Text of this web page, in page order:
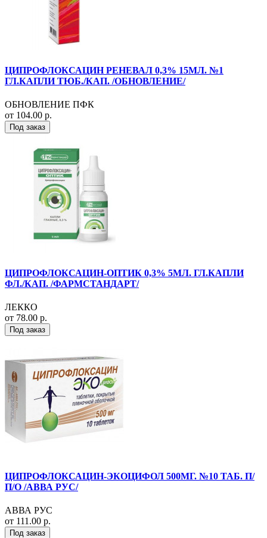
ЦИПРОФЛОКСАЦИН РЕНЕВАЛ 0,3% 15МЛ. №1
ГЛ.КАПЛИ ТЮБ./КАП. /ОБНОВЛЕНИЕ/
ОБНОВЛЕНИЕ ПФК
от 104.00 р.
Под заказ
ЦИПРОФЛОКСАЦИН-ОПТИК 0,3% 5МЛ. ГЛ.КАПЛИ
ФЛ./КАП. /ФАРМСТАНДАРТ/
ЛЕККО
от 78.00 р.
Под заказ
ЦИПРОФЛОКСАЦИН-ЭКОЦИФОЛ 500МГ. №10 ТАБ. П/
П/О /АВВА РУС/
АВВА РУС
от 111.00 р.
Под заказ